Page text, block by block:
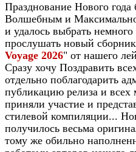
Празднование Нового
Волшебным и
и удалось выбрать
прослушать новый
Voyage 2026" от нашего
Сразу хочу Поздравить
отдельно поблагодарить
публикацию релиза и всех
приняли участие и
стилевой компиляции...
получилось весьма
тому же обильно